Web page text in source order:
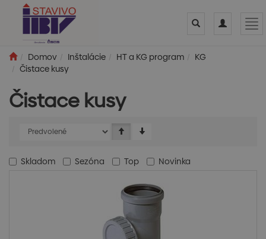
Toggle
Toggle
Domov
Inštalácie HT a KG program
KG
Čistace kusy
Čistace kusy
Skladom Sezóna Top Novinka